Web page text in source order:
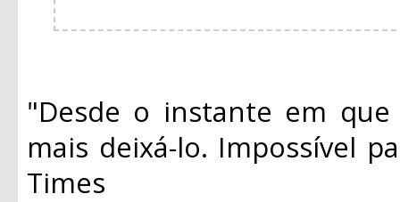
"Desde o instante em
mais deixá-lo. Impossível
Times